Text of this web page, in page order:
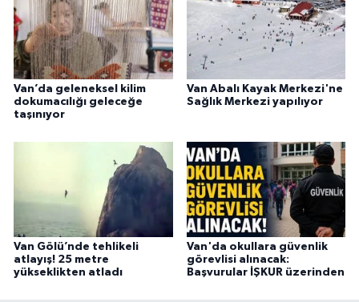
Van’da geleneksel kilim
dokumacılığı geleceğe
taşınıyor
Van Abalı Kayak Merkezi'ne
Sağlık Merkezi yapılıyor
Van Gölü’nde tehlikeli
atlayış! 25 metre
yükseklikten atladı
Van'da okullara güvenlik
görevlisi alınacak:
Başvurular İŞKUR üzerinden